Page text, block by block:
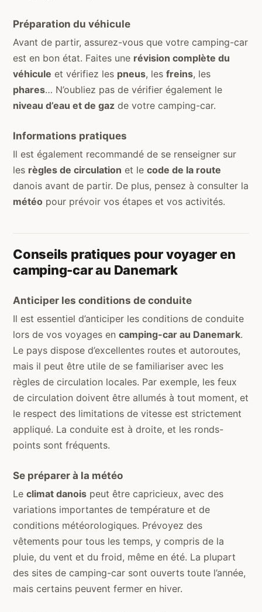
Préparation du véhicule
Avant de partir, assurez-vous que votre camping-car
est en bon état. Faites une révision complète du
véhicule et vérifiez les pneus, les freins, les
phares… N’oubliez pas de vérifier également le
niveau d’eau et de gaz de votre camping-car.
Informations pratiques
Il est également recommandé de se renseigner sur
les règles de circulation et le code de la route
danois avant de partir. De plus, pensez à consulter la
météo pour prévoir vos étapes et vos activités.
Conseils pratiques pour voyager en
camping-car au Danemark
Anticiper les conditions de conduite
Il est essentiel d’anticiper les conditions de conduite
lors de vos voyages en camping-car au Danemark.
Le pays dispose d’excellentes routes et autoroutes,
mais il peut être utile de se familiariser avec les
règles de circulation locales. Par exemple, les feux
de circulation doivent être allumés à tout moment, et
le respect des limitations de vitesse est strictement
appliqué. La conduite est à droite, et les ronds-
points sont fréquents.
Se préparer à la météo
Le climat danois peut être capricieux, avec des
variations importantes de température et de
conditions météorologiques. Prévoyez des
vêtements pour tous les temps, y compris de la
pluie, du vent et du froid, même en été. La plupart
des sites de camping-car sont ouverts toute l’année,
mais certains peuvent fermer en hiver.